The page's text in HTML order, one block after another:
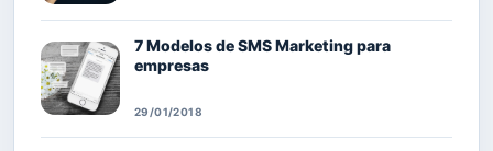
7 Modelos de SMS Marketing para
empresas
29/01/2018